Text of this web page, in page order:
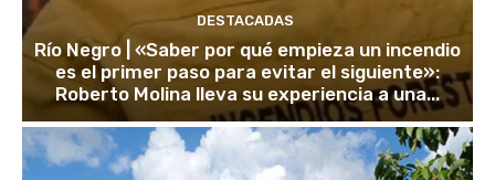
DESTACADAS
Río Negro | «Saber por qué empieza un incendio
es el primer paso para evitar el siguiente»:
Roberto Molina lleva su experiencia a una...